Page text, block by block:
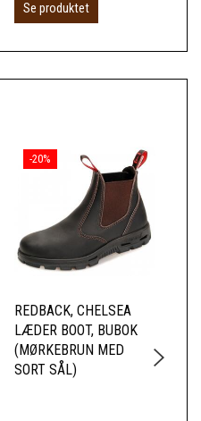
Se produktet
-20%
REDBACK, CHELSEA
LÆDER BOOT, BUBOK
(MØRKEBRUN MED
SORT SÅL)